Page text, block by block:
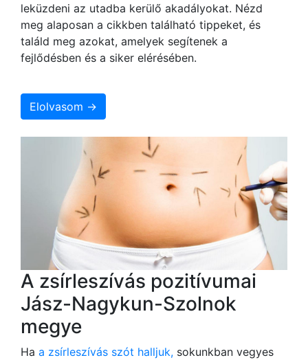
leküzdeni az utadba kerülő akadályokat. Nézd
meg alaposan a cikkben található tippeket, és
találd meg azokat, amelyek segítenek a
fejlődésben és a siker elérésében.
Elolvasom →
A zsírleszívás pozitívumai
Jász-Nagykun-Szolnok
megye
Ha a zsírleszívás szót halljuk, sokunkban vegyes